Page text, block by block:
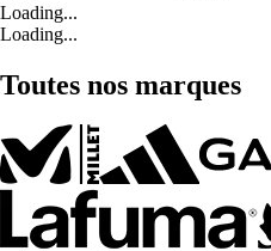
Loading...
Loading...
Toutes nos marques